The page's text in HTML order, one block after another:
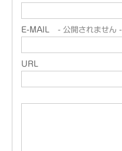
E-MAIL - 公開されません -
URL